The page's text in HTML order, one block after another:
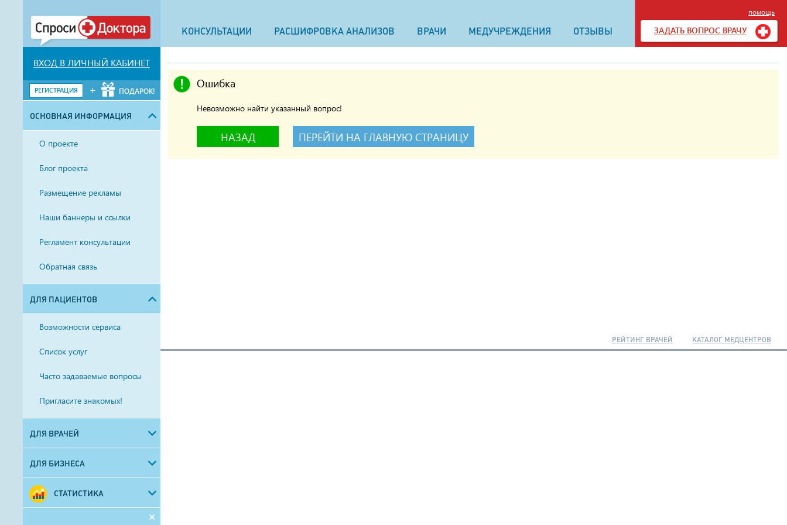
ВХОД В ЛИЧНЫЙ КАБИНЕТ
РЕГИСТРАЦИЯ + ПОДАРОК!
ОСНОВНАЯ ИНФОРМАЦИЯ
О проекте
Блог проекта
Размещение рекламы
Наши баннеры и ссылки
Регламент консультации
Обратная связь
ДЛЯ ПАЦИЕНТОВ
Возможности сервиса
Список услуг
Часто задаваемые вопросы
Пригласите знакомых!
ДЛЯ ВРАЧЕЙ
ДЛЯ БИЗНЕСА
СТАТИСТИКА
помощь
ЗАДАТЬ ВОПРОС ВРАЧУ
КОНСУЛЬТАЦИИ РАСШИФРОВКА АНАЛИЗОВ ВРАЧИ МЕДУЧРЕЖДЕНИЯ ОТЗЫВЫ
Ошибка
Невозможно найти указанный вопрос!
НАЗАД ПЕРЕЙТИ НА ГЛАВНУЮ СТРАНИЦУ
РЕЙТИНГ ВРАЧЕЙ КАТАЛОГ МЕДЦЕНТРОВ